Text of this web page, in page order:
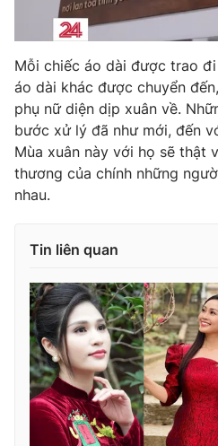
Mỗi chiếc áo dài được trao
áo dài khác được chuyển
phụ nữ diện dịp xuân về.
bước xử lý đã như mới, đến
Mùa xuân này với họ sẽ thật
thương của chính những
nhau.
Tin liên quan